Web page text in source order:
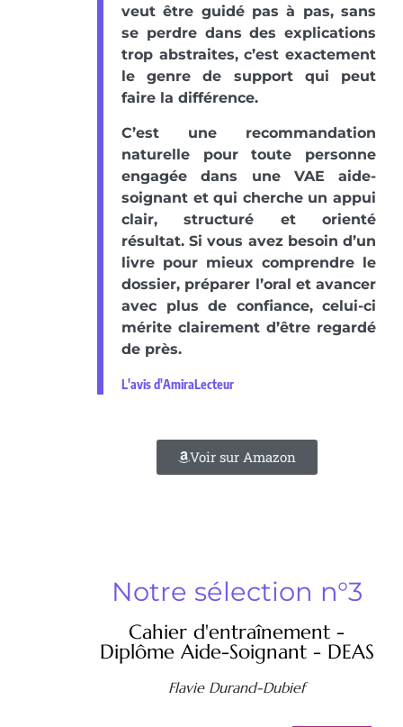
veut être guidé pas à pas, sans
se perdre dans des explications
trop abstraites, c’est exactement
le genre de support qui peut
faire la différence.
C’est une recommandation
naturelle pour toute personne
engagée dans une VAE aide-
soignant et qui cherche un appui
clair, structuré et orienté
résultat. Si vous avez besoin d’un
livre pour mieux comprendre le
dossier, préparer l’oral et avancer
avec plus de confiance, celui-ci
mérite clairement d’être regardé
de près.
L'avis d'AmiraLecteur
Voir sur Amazon
Notre sélection n°3
Cahier d'entraînement -
Diplôme Aide-Soignant - DEAS
Flavie Durand-Dubief